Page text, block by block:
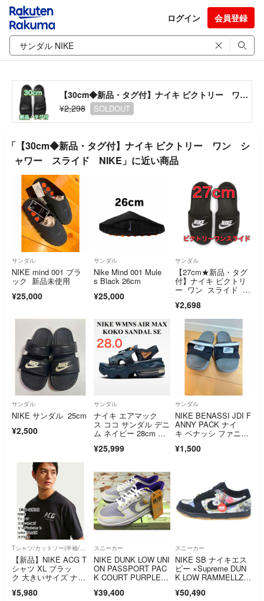
ログイン 会員登録
【30cm◆新品・タグ付】ナイキ ビクトリー ワン シャワー スライド NIKE
¥2,298
SOLDOUT
「【30cm◆新品・タグ付】ナイキ ビクトリー ワン シ
ャワー スライド NIKE」に近い商品
サンダル
NIKE mind 001 ブラ
ック 新品未使用
¥25,000
サンダル
Nike Mind 001 Mule
s Black 26cm
¥25,000
サンダル
【27cm★新品・タグ
付】ナイキ ビクトリ
ー ワン スライド メ
¥2,698
サンダル
NIKE サンダル 25cm
¥2,500
サンダル
ナイキ エアマック
ス ココ サンダル デニ
ム ネイビー 28cm 新
¥25,999
サンダル
NIKE BENASSI JDI F
ANNY PACK ナイ
キ ベナッシ ファニ
¥1,500
【新品】NIKE ACG T
シャツ XL ブラッ
ク 大きいサイズ ナイ
¥5,980
スニーカー
NIKE DUNK LOW UNI
ON PASSPORT PAC
K COURT PURPLE 3
¥39,400
スニーカー
NIKE SB ナイキエス
ビー ×Supreme DUN
K LOW RAMMELLZE
リーム ダンク ロー ラ
¥50,490